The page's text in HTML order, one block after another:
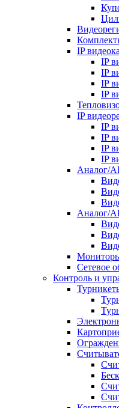
IP
IP
IP
IP
IP
IP
IP
IP
IP
IP
Аналог/
Аналог/
Сетевое
Контроль и